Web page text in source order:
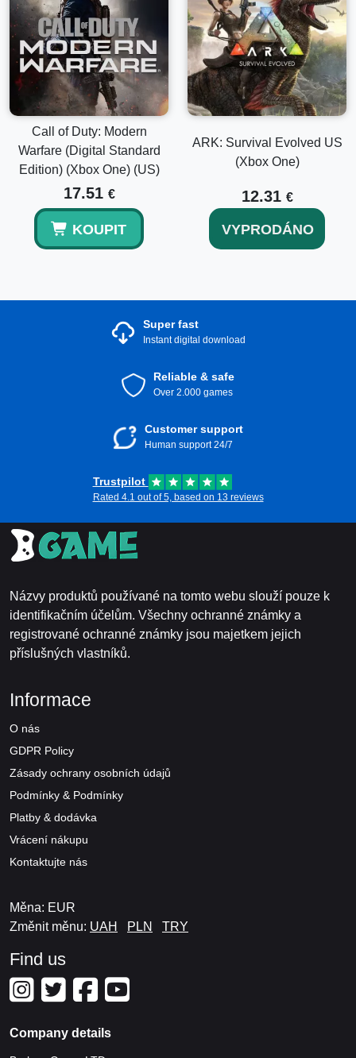
Call of Duty: Modern
Warfare (Digital Standard
Edition) (Xbox One) (US)
17.51 €
KOUPIT
ARK: Survival Evolved US
(Xbox One)
12.31 €
VYPRODÁNO
Super fast
Instant digital download
Reliable & safe
Over 2.000 games
Customer support
Human support 24/7
Trustpilot
Rated 4.1 out of 5, based on 13 reviews
Názvy produktů používané na tomto webu slouží pouze k
identifikačním účelům. Všechny ochranné známky a
registrované ochranné známky jsou majetkem jejich
příslušných vlastníků.
Informace
O nás
GDPR Policy
Zásady ochrany osobních údajů
Podmínky & Podmínky
Platby & dodávka
Vrácení nákupu
Kontaktujte nás
Měna: EUR
Změnit měnu: UAH PLN TRY
Find us
Company details